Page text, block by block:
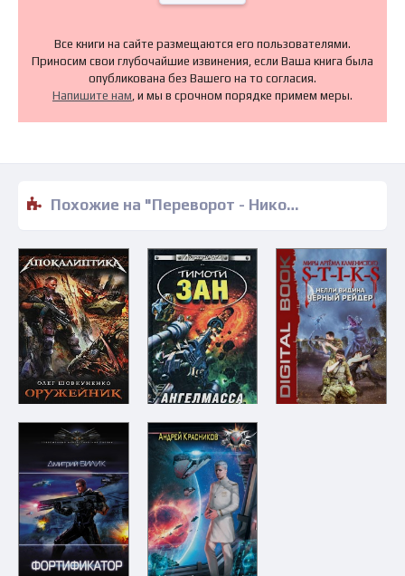
Все книги на сайте размещаются его пользователями.
Приносим свои глубочайшие извинения, если Ваша книга была
опубликована без Вашего на то согласия.
Напишите нам , и мы в срочном порядке примем меры.
Похожие на "Переворот - Николай Андреев" книги читать бесплатно полные версии